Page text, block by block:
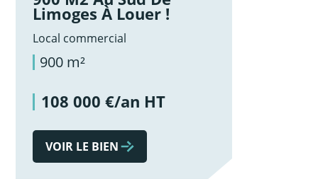
Limoges À Louer !
Local commercial
900 m²
108 000 €/an HT
VOIR LE BIEN